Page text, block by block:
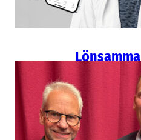
N P Innovation
Jan Dahlqvist
Landbaserad
framtidens
utvecklingen